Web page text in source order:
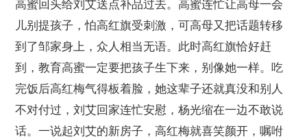
高蜜回头给刘艾送点补品过去。高蜜连忙让高母一会
儿别提孩子，怕高红旗受刺激，可高母又把话题转移
到了邹家身上，众人相当无语。此时高红旗恰好赶
到，教育高蜜一定要把孩子生下来，别像她一样。吃
完饭后高红梅气得板着脸，她这辈子还就真没和别人
不对付过，刘艾回家连忙安慰，杨光缩在一边不敢说
话。一说起刘艾的新房子，高红梅就喜笑颜开，嘱咐